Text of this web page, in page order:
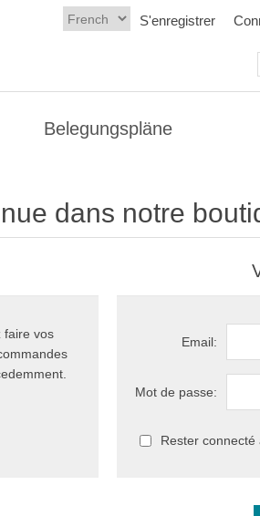
S'enregistrer
Belegungspläne
dans notre
faire vos
Email:
Mot de passe:
Rester connecté